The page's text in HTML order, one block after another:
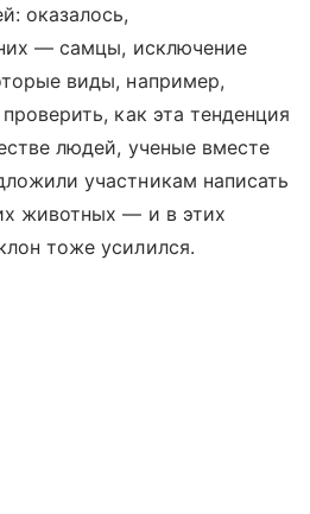
оказалось,
— самцы, исключение
виды, например,
как эта тенденция
людей, ученые вместе
участникам написать
животных — и в этих
тоже усилился.